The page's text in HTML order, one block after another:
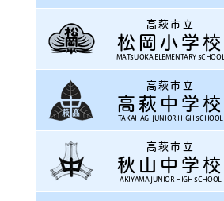
高萩市立
松岡小学校
MATSUOKA ELEMENTARY SCHOOL
高萩市立
高萩中学校
TAKAHAGI JUNIOR HIGH SCHOOL
高萩市立
秋山中学校
AKIYAMA JUNIOR HIGH SCHOOL